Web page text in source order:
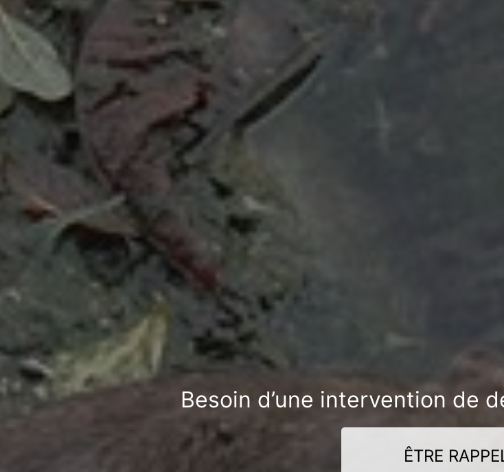
Besoin d’une intervention de
ÊTRE